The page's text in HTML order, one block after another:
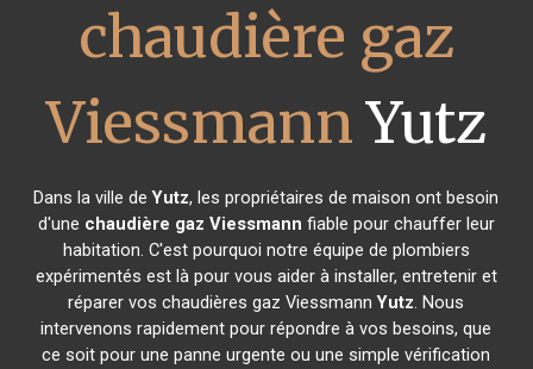
chaudière gaz
ViessmannYutz
Dans la ville deYutz, les propriétaires de maison ont besoin
d'une chaudière gaz Viessmann fiable pour chauffer leur
habitation. C'est pourquoi notre équipe de plombiers
expérimentés est là pour vous aider à installer, entretenir et
réparer vos chaudières gaz ViessmannYutz. Nous
intervenons rapidement pour répondre à vos besoins, que
ce soit pour une panne urgente ou une simple vérification